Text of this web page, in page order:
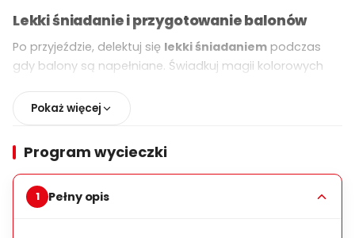
Lekki śniadanie i przygotowanie balonów
Po przyjeździe, delektuj się lekki śniadaniem podczas
gdy balony są napełniane. Świadkuj magii kolorowych
przed startem.
Lot balonem na gorące powietrze
Wejdź do swojegoprywatnego kosza balonowegoi
wznieś się łagodnie w niebo. Unikaj nad
Cappadocją
wróżek, dolin i unikalnych formacji
Pokaż więcej
Program wycieczki
Pełny opis